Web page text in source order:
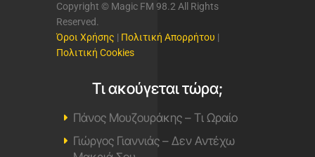
Copyright © Magic FM 98.2 All Rights
Reserved.
Όροι Χρήσης | Πολιτική Απορρήτου |
Πολιτική Cookies
Τι ακούγεται τώρα;
Πάνος Μουζουράκης – Τι Ωραίο
Γιώργος Γιαννιάς – Δεν Αντέχω